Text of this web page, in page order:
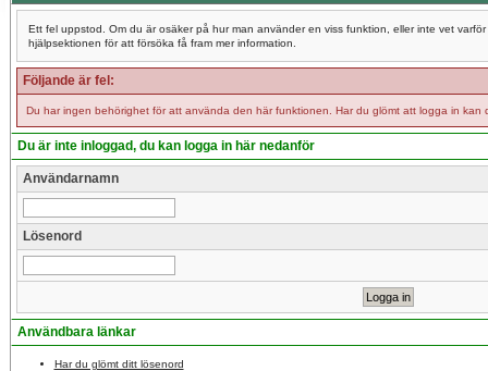
Ett fel uppstod. Om du är osäker på hur man använder en viss funktion, eller inte vet
hjälpsektionen för att försöka få fram mer information.
Följande är fel:
Du har ingen behörighet för att använda den här funktionen. Har du glömt att logga in kan
Du är inte inloggad, du kan logga in här nedanför
Användarnamn
Lösenord
Användbara länkar
Har du glömt ditt lösenord